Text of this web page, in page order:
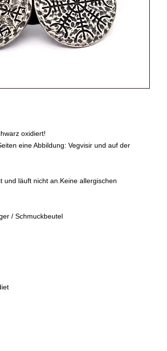
oxidiert!
eine Abbildung: Vegvisir und auf der
und läuft nicht an.Keine allergischen
/ Schmuckbeutel